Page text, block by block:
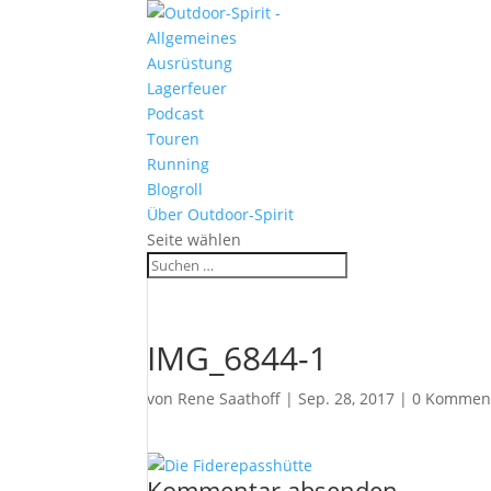
Allgemeines
Ausrüstung
Lagerfeuer
Podcast
Touren
Running
Blogroll
Über Outdoor-Spirit
Seite wählen
IMG_6844-1
von Rene Saathoff |Sep. 28, 2017 |0